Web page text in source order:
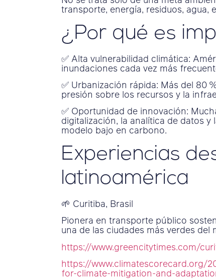
transporte, energía, residuos, agua,
¿Por qué es
✅ Alta vulnerabilidad climática:
inundaciones cada vez más
✅ Urbanización rápida: Más del 80
presión sobre los recursos y la
✅ Oportunidad de innovación:
digitalización, la analítica de datos
modelo bajo en carbono.
Experiencias
latinoamérica
🌱 Curitiba, Brasil
Pionera en transporte público
una de las ciudades más verdes del
https://www.greencitytimes.com/
https://www.climatescorecard.org/
for-climate-mitigation-and-